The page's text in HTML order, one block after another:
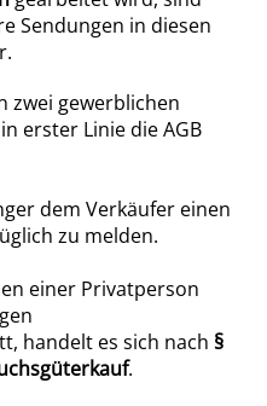
Sendungen in diesen
zwei gewerblichen
erster Linie die AGB
dem Verkäufer einen
zu melden.
einer Privatperson
handelt es sich nach §
.